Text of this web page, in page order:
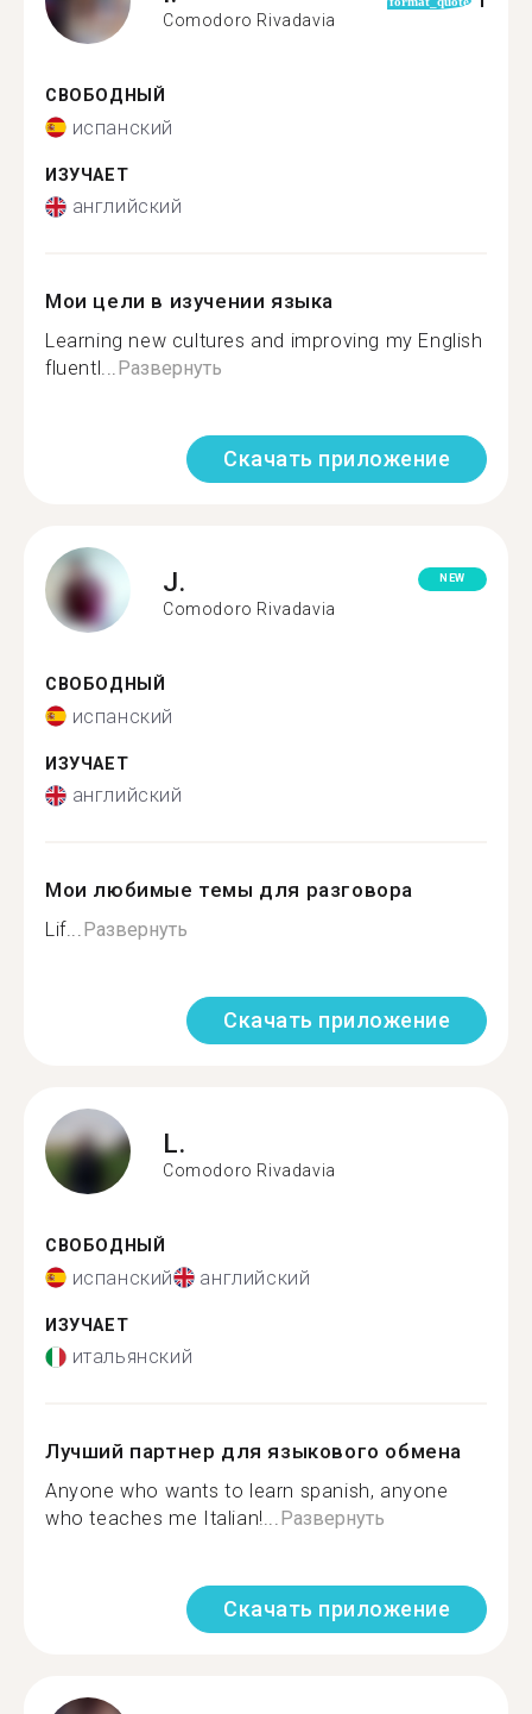
Comodoro Rivadavia
СВОБОДНЫЙ
испанский
ИЗУЧАЕТ
английский
Мои цели в изучении языка
Learning new cultures and improving my English
fluentl...Развернуть
Скачать приложение
J.
Comodoro Rivadavia
NEW
СВОБОДНЫЙ
испанский
ИЗУЧАЕТ
английский
Мои любимые темы для разговора
Lif...Развернуть
Скачать приложение
L.
Comodoro Rivadavia
СВОБОДНЫЙ
испанский английский
ИЗУЧАЕТ
итальянский
Лучший партнер для языкового обмена
Anyone who wants to learn spanish, anyone
who teaches me Italian!...Развернуть
Скачать приложение